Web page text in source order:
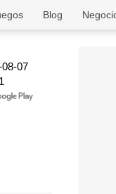
Blog
08-07